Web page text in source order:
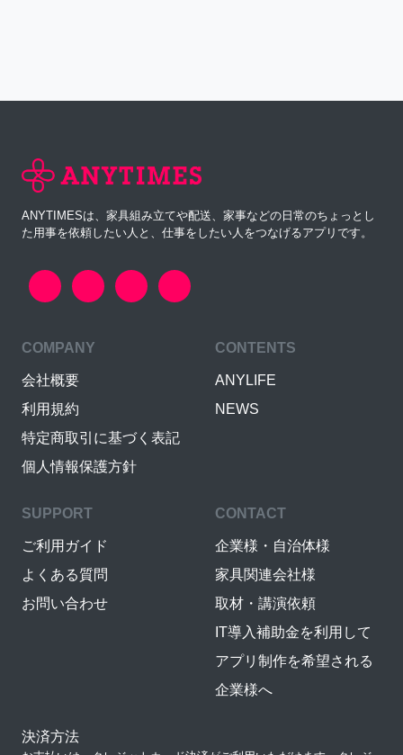
ANYTIMESは、家具組み立てや配送、家事などの日常のちょっとし
た用事を依頼したい人と、仕事をしたい人をつなげるアプリです。
COMPANY
会社概要
利用規約
特定商取引に基づく表記
個人情報保護方針
CONTENTS
ANYLIFE
NEWS
SUPPORT
ご利用ガイド
よくある質問
お問い合わせ
CONTACT
企業様・自治体様
家具関連会社様
取材・講演依頼
IT導入補助金を利用して
アプリ制作を希望される
企業様へ
決済方法